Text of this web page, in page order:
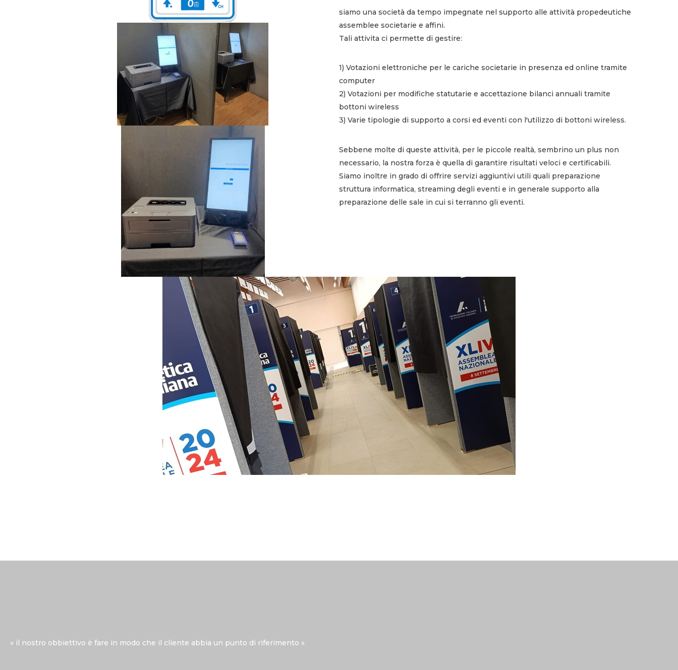
siamo una società da tempo impegnate nel supporto alle attività propedeutiche
assemblee societarie e affini.
Tali attivita ci permette di gestire:
1) Votazioni elettroniche per le cariche societarie in presenza ed online tramite
computer
2) Votazioni per modifiche statutarie e accettazione bilanci annuali tramite
bottoni wireless
3) Varie tipologie di supporto a corsi ed eventi con l'utilizzo di bottoni wireless.
Sebbene molte di queste attività, per le piccole realtà, sembrino un plus non
necessario, la nostra forza è quella di garantire risultati veloci e certificabili.
Siamo inoltre in grado di offrire servizi aggiuntivi utili quali preparazione
struttura informatica, streaming degli eventi e in generale supporto alla
preparazione delle sale in cui si terranno gli eventi.
« il nostro obbiettivo è fare in modo che il cliente abbia un punto di riferimento »